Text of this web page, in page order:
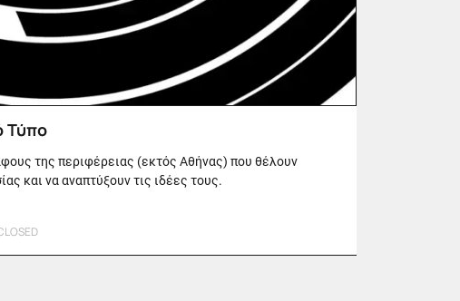
Τύπο
της περιφέρειας (εκτός Αθήνας) που θέλουν
και να αναπτύξουν τις ιδέες τους.